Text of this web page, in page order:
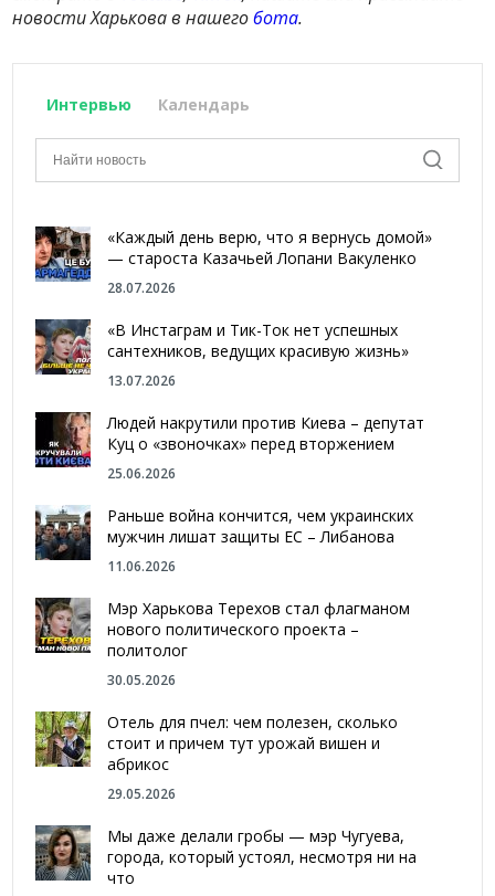
новости Харькова в нашегобота.
Интервью Календарь
«Каждый день верю, что я вернусь домой»
— староста Казачьей Лопани Вакуленко
28.07.2026
«В Инстаграм и Тик-Ток нет успешных
сантехников, ведущих красивую жизнь»
13.07.2026
Людей накрутили против Киева – депутат
Куц о «звоночках» перед вторжением
25.06.2026
Раньше война кончится, чем украинских
мужчин лишат защиты ЕС – Либанова
11.06.2026
Мэр Харькова Терехов стал флагманом
нового политического проекта –
политолог
30.05.2026
Отель для пчел: чем полезен, сколько
стоит и причем тут урожай вишен и
абрикос
29.05.2026
Мы даже делали гробы — мэр Чугуева,
города, который устоял, несмотря ни на
что